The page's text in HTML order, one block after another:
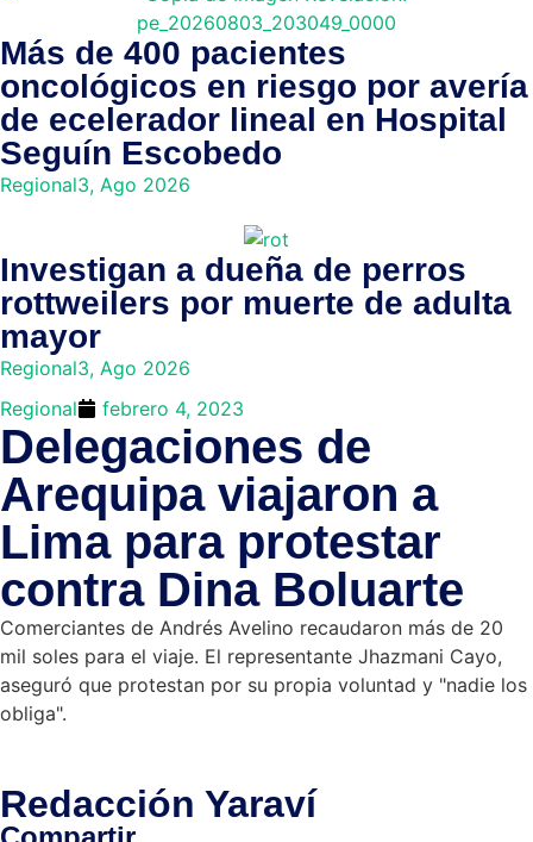
Más de 400 pacientes
oncológicos en riesgo por avería
de ecelerador lineal en Hospital
Seguín Escobedo
Regional3, Ago 2026
Investigan a dueña de perros
rottweilers por muerte de adulta
mayor
Regional3, Ago 2026
Regional
febrero 4, 2023
Delegaciones de
Arequipa viajaron a
Lima para protestar
contra Dina Boluarte
Comerciantes de Andrés Avelino recaudaron más de 20
mil soles para el viaje. El representante Jhazmani Cayo,
aseguró que protestan por su propia voluntad y "nadie los
obliga".
Redacción Yaraví